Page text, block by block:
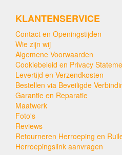
KLANTENSERVICE
Contact en Openingstijden
Wie zijn wij
Algemene Voorwaarden
Cookiebeleid en Privacy
Levertijd en Verzendkosten
Bestellen via Beveiligde
Garantie en Reparatie
Maatwerk
Foto's
Reviews
Retourneren Herroeping en
Herroepingslink aanvragen